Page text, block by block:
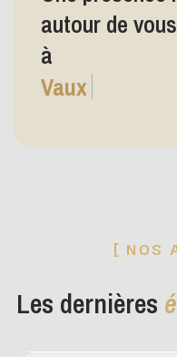
autour de
à
Vaux-le-Pénil
[ NOS
Les dernières